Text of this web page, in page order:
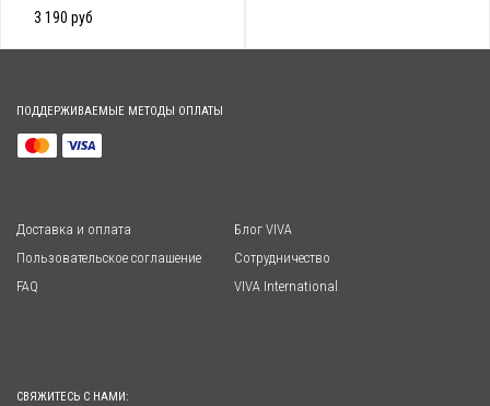
3 190 руб
ПОДДЕРЖИВАЕМЫЕ МЕТОДЫ ОПЛАТЫ
Доставка и оплата
Пользовательское соглашение
FAQ
Блог VIVA
Сотрудничество
VIVA International
СВЯЖИТЕСЬ С НАМИ: